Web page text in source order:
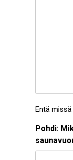
Entä
Pohdi: